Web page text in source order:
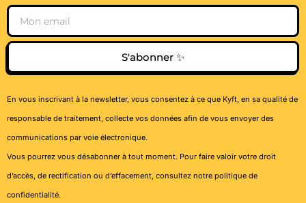
Email
S'abonner ✨
En vous inscrivant à la newsletter, vous consentez à ce que Kyft, en sa qualité de
responsable de traitement, collecte vos données afin de vous envoyer des
communications par voie électronique.
Vous pourrez vous désabonner à tout moment. Pour faire valoir votre droit
d’accès, de rectification ou d’effacement, consultez notre politique de
confidentialité.